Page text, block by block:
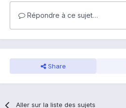
Répondre à ce sujet…
Share
Aller sur la liste des sujets